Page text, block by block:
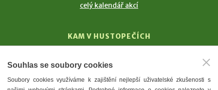
celý kalendář akcí
KAM V HUSTOPEČÍCH
T. G. Masaryk
Mandloně
Souhlas se soubory cookies
Soubory cookies využíváme k zajištění nejlepší uživatelské zkušenosti s